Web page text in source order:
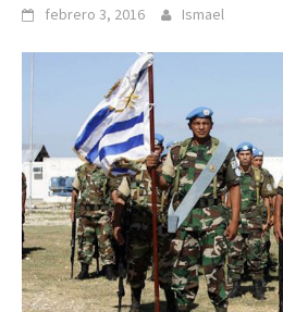
febrero 3, 2016 Ismael